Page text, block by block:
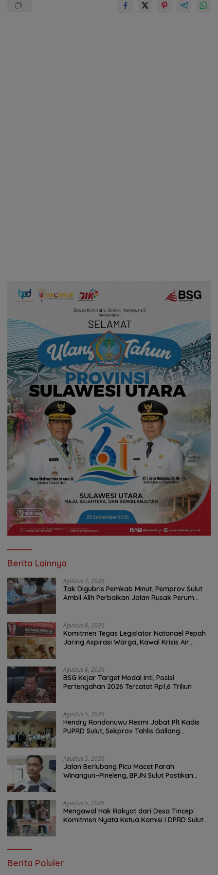
Berita Lainnya
Agustus 7, 2026
Tak Digubris Pemkab Minut, Pemprov Sulut
Ambil Alih Perbaikan Jalan Rusak Perum
Agustus 6, 2026
Komitmen Tegas Legislator Natanael Pepah
Jaring Aspirasi Warga, Kawal Krisis Air
Agustus 6, 2026
BSG Kejar Target Modal Inti, Posisi
Pertengahan 2026 Tercatat Rp1,6 Triliun
Agustus 5, 2026
Hendry Rondonuwu Resmi Jabat Plt Kadis
PUPRD Sulut, Sekprov Tahlis Gallang
Agustus 5, 2026
Jalan Berlubang Picu Macet Parah
Winangun–Pineleng, BPJN Sulut Pastikan
Agustus 5, 2026
Mengawal Hak Rakyat dari Desa Tincep:
Komitmen Nyata Ketua Komisi I DPRD Sulut
Berita Poluler